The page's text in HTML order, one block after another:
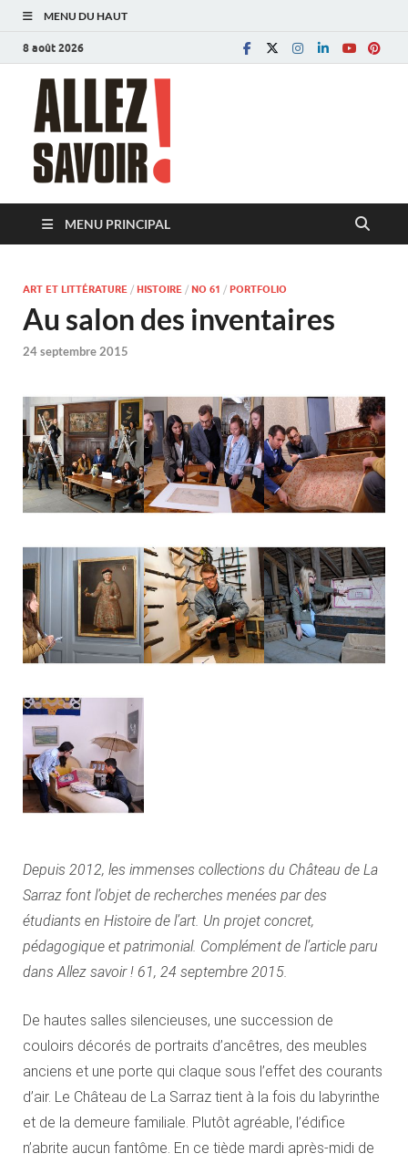
MENU DU HAUT
8 août 2026
MENU PRINCIPAL
ART ET LITTÉRATURE / HISTOIRE / NO 61 / PORTFOLIO
Au salon des inventaires
24 septembre 2015
Depuis 2012, les immenses collections du Château de La
Sarraz font l’objet de recherches menées par des
étudiants en Histoire de l’art. Un projet concret,
pédagogique et patrimonial. Complément de l’article paru
dans Allez savoir ! 61, 24 septembre 2015.
De hautes salles silencieuses, une succession de
couloirs décorés de portraits d’ancêtres, des meubles
anciens et une porte qui claque sous l’effet des courants
d’air. Le Château de La Sarraz tient à la fois du labyrinthe
et de la demeure familiale. Plutôt agréable, l’édifice
n’abrite aucun fantôme. En ce tiède mardi après-midi de